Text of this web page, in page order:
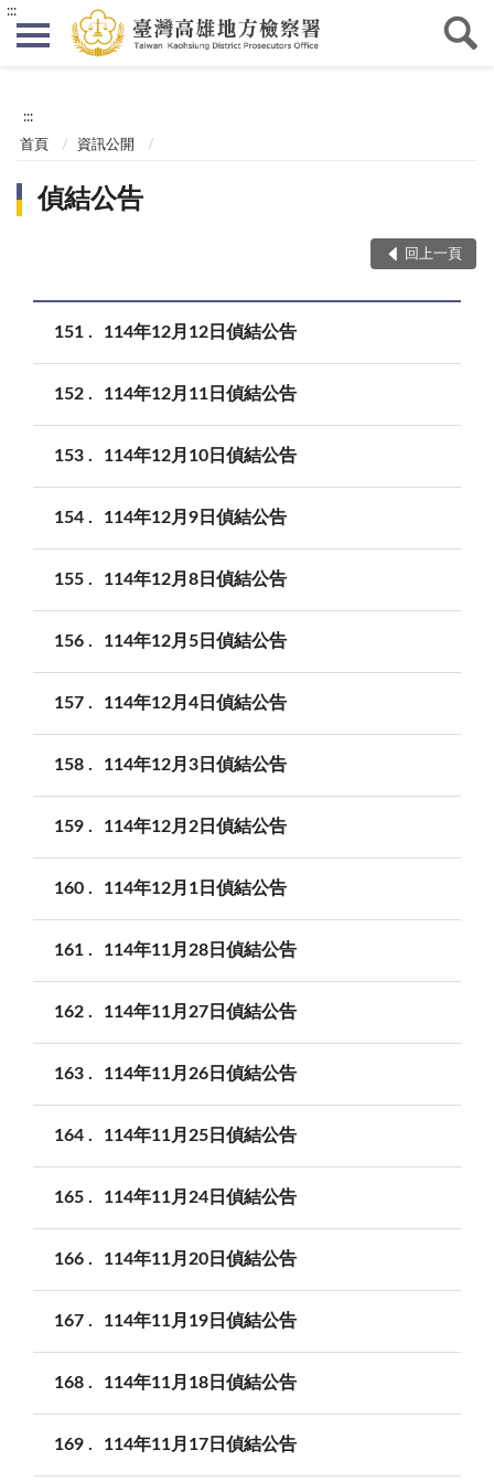
:::
:::
首頁 資訊公開
偵結公告
回上一頁
151 114年12月12日偵結公告
152 114年12月11日偵結公告
153 114年12月10日偵結公告
154 114年12月9日偵結公告
155 114年12月8日偵結公告
156 114年12月5日偵結公告
157 114年12月4日偵結公告
158 114年12月3日偵結公告
159 114年12月2日偵結公告
160 114年12月1日偵結公告
161 114年11月28日偵結公告
162 114年11月27日偵結公告
163 114年11月26日偵結公告
164 114年11月25日偵結公告
165 114年11月24日偵結公告
166 114年11月20日偵結公告
167 114年11月19日偵結公告
168 114年11月18日偵結公告
169 114年11月17日偵結公告